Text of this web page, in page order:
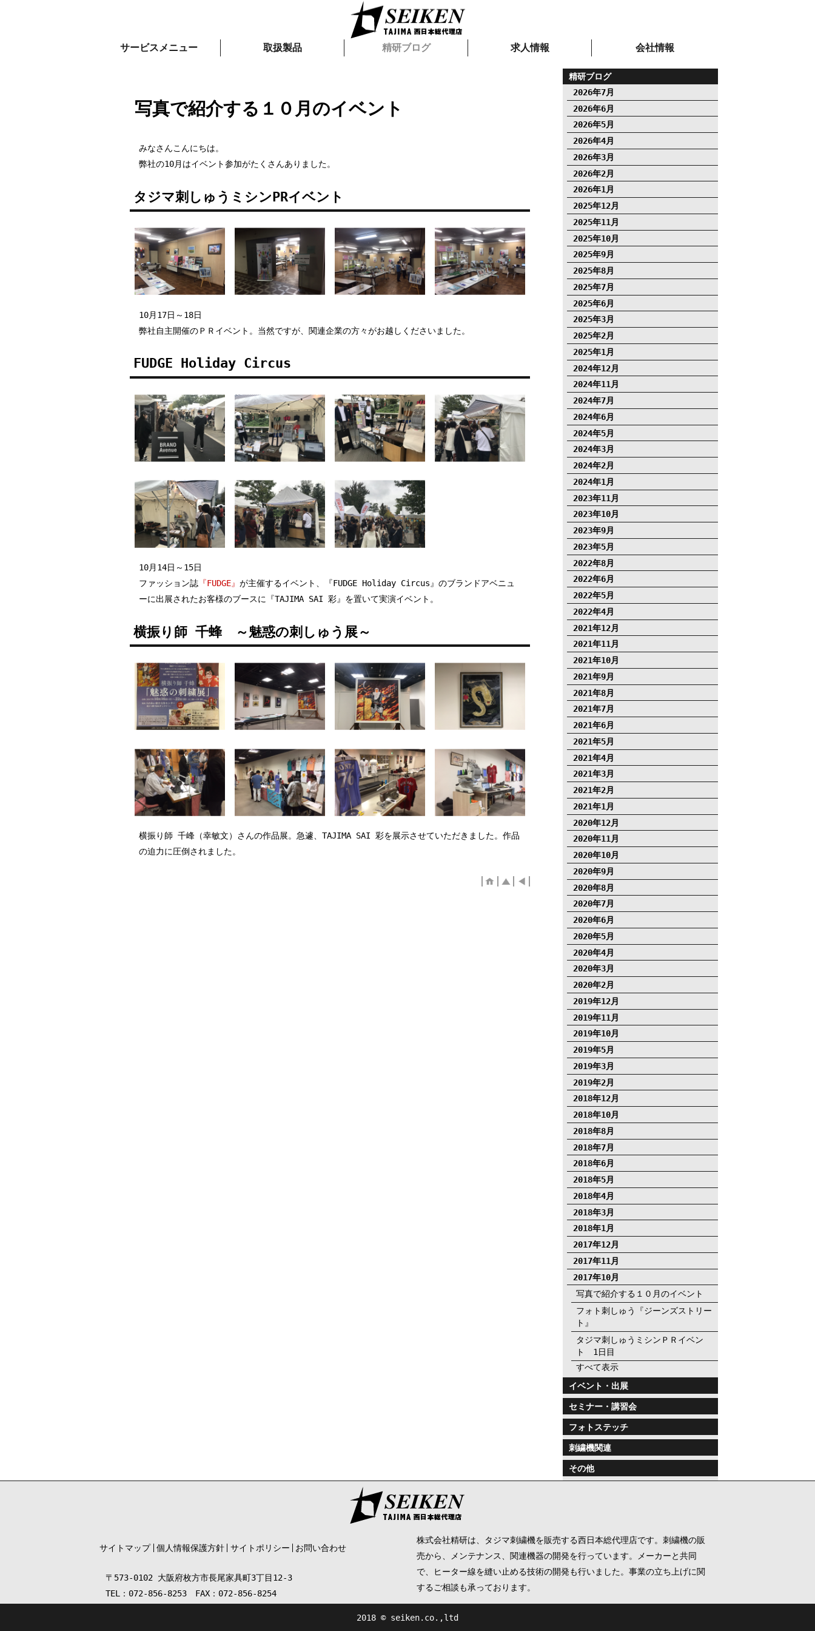
サービスメニュー 取扱製品 精研ブログ 求人情報 会社情報
写真で紹介する１０月のイベント
みなさんこんにちは。
弊社の10月はイベント参加がたくさんありました。
タジマ刺しゅうミシンPRイベント
10月17日～18日
弊社自主開催のＰＲイベント。当然ですが、関連企業の方々がお越しくださいました。
FUDGE Holiday Circus
10月14日～15日
ファッション誌『FUDGE』 が主催するイベント、『FUDGE Holiday Circus』のブランドアベニュ
ーに出展されたお客様のブースに『TAJIMA SAI 彩』を置いて実演イベント。
横振り師 千蜂 ～魅惑の刺しゅう展～
横振り師 千峰（幸敏文）さんの作品展。急遽、TAJIMA SAI 彩を展示させていただきました。作品
の迫力に圧倒されました。
精研ブログ
2026年7月
2026年6月
2026年5月
2026年4月
2026年3月
2026年2月
2026年1月
2025年12月
2025年11月
2025年10月
2025年9月
2025年8月
2025年7月
2025年6月
2025年3月
2025年2月
2025年1月
2024年12月
2024年11月
2024年7月
2024年6月
2024年5月
2024年3月
2024年2月
2024年1月
2023年11月
2023年10月
2023年9月
2023年5月
2022年8月
2022年6月
2022年5月
2022年4月
2021年12月
2021年11月
2021年10月
2021年9月
2021年8月
2021年7月
2021年6月
2021年5月
2021年4月
2021年3月
2021年2月
2021年1月
2020年12月
2020年11月
2020年10月
2020年9月
2020年8月
2020年7月
2020年6月
2020年5月
2020年4月
2020年3月
2020年2月
2019年12月
2019年11月
2019年10月
2019年5月
2019年3月
2019年2月
2018年12月
2018年10月
2018年8月
2018年7月
2018年6月
2018年5月
2018年4月
2018年3月
2018年1月
2017年12月
2017年11月
2017年10月
写真で紹介する１０月のイベント
フォト刺しゅう『ジーンズストリー
ト』
タジマ刺しゅうミシンＰＲイベン
ト 1日目
すべて表示
イベント・出展
セミナー・講習会
フォトステッチ
刺繍機関連
その他
サイトマップ 個人情報保護方針 サイトポリシー お問い合わせ
〒573-0102 大阪府枚方市長尾家具町3丁目12-3
TEL：072-856-8253 FAX：072-856-8254
株式会社精研は、タジマ刺繍機を販売する西日本総代理店です。刺繍機の販
売から、メンテナンス、関連機器の開発を行っています。メーカーと共同
で、ヒーター線を縫い止める技術の開発も行いました。事業の立ち上げに関
するご相談も承っております。
2018 © seiken.co.,ltd